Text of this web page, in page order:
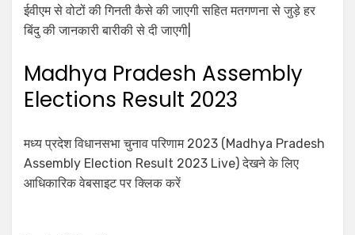
ईवीएम से वोटों की गिनती कैसे की जाएगी सहित मतगणना से जुड़े हर
बिंदु की जानकारी बारीकी से दी जाएगी|
Madhya Pradesh Assembly
Elections Result 2023
मध्य प्रदेश विधानसभा चुनाव परिणाम 2023 (Madhya Pradesh
Assembly Election Result 2023 Live) देखने के लिए
आधिकारिक वेबसाइट पर क्लिक करें